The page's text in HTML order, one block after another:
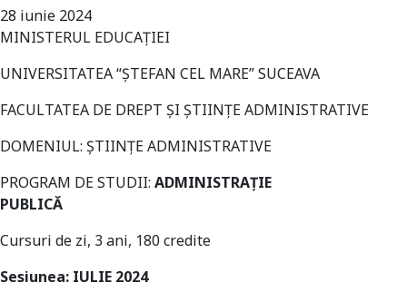
28 iunie 2024
MINISTERUL EDUCAŢIEI
UNIVERSITATEA “ŞTEFAN CEL MARE” SUCEAVA
FACULTATEA DE DREPT ȘI ȘTIINȚE ADMINISTRATIVE
DOMENIUL: ȘTIINȚE ADMINISTRATIVE
PROGRAM DE STUDII: ADMINISTRAȚIE
PUBLICĂ
Cursuri de zi, 3 ani, 180 credite
Sesiunea: IULIE 2024